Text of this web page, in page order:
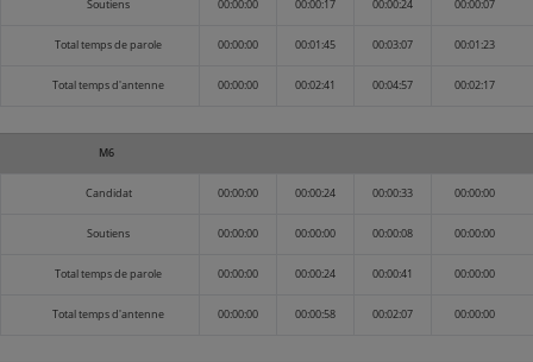
Soutiens 00:00:00 00:00:17 00:00:24 00:00:07
Total temps de parole 00:00:00 00:01:45 00:03:07 00:01:23
Total temps d'antenne 00:00:00 00:02:41 00:04:57 00:02:17
M6
Candidat 00:00:00 00:00:24 00:00:33 00:00:00
Soutiens 00:00:00 00:00:00 00:00:08 00:00:00
Total temps de parole 00:00:00 00:00:24 00:00:41 00:00:00
Total temps d'antenne 00:00:00 00:00:58 00:02:07 00:00:00